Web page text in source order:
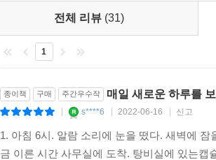
전체 리뷰 (31)
1
종이책 구매 주간우수작 매일 새로운 하루를
s****6 2022-06-16 신고
1. 아침 6시. 알람 소리에 눈을 떴다. 새벽에
금 이른 시간 사무실에 도착. 탕비실에 있는